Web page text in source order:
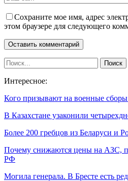
Сохраните мое имя, адрес
этом браузере для следующего
Интересное:
Кого призывают на военные
В Казахстане узаконили
Более 200 гребцов из Беларуси и
Почему снижаются цены на АЗС,
РФ
Могила генерала. В Бресте есть